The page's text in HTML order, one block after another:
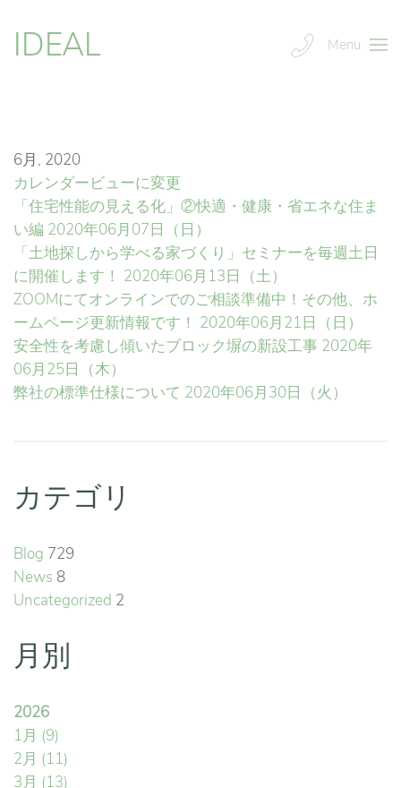
IDEAL Menu
6月, 2020
カレンダービューに変更
「住宅性能の見える化」②快適・健康・省エネな住ま
い編 2020年06月07日（日）
「土地探しから学べる家づくり」セミナーを毎週土日
に開催します！ 2020年06月13日（土）
ZOOMにてオンラインでのご相談準備中！その他、ホ
ームページ更新情報です！ 2020年06月21日（日）
安全性を考慮し傾いたブロック塀の新設工事 2020年
06月25日（木）
弊社の標準仕様について 2020年06月30日（火）
カテゴリ
Blog 729
News 8
Uncategorized 2
月別
2026
1月 (9)
2月 (11)
3月 (13)